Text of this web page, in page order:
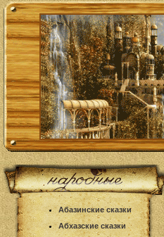
Абазинские сказки
Абхазские сказки